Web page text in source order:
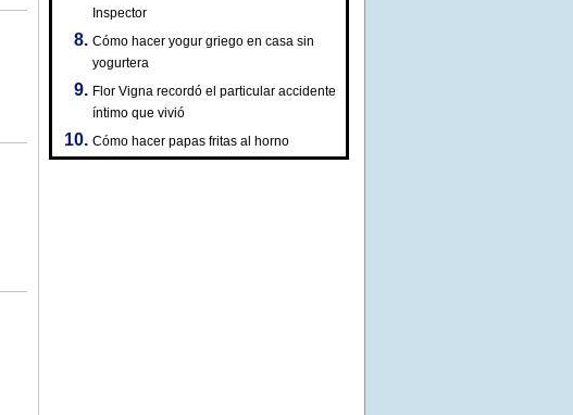
Inspector
Cómo hacer yogur griego en casa sin
yogurtera
Flor Vigna recordó el particular accidente
íntimo que vivió
Cómo hacer papas fritas al horno